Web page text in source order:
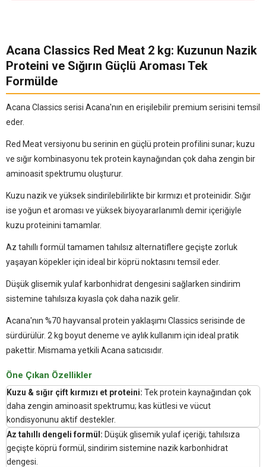
Acana Classics Red Meat 2 kg: Kuzunun Nazik
Proteini ve Sığırın Güçlü Aroması Tek
Formülde
Acana Classics serisi Acana'nın en erişilebilir premium serisini temsil
eder.
Red Meat versiyonu bu serinin en güçlü protein profilini sunar; kuzu
ve sığır kombinasyonu tek protein kaynağından çok daha zengin bir
aminoasit spektrumu oluşturur.
Kuzu nazik ve yüksek sindirilebilirlikte bir kırmızı et proteinidir. Sığır
ise yoğun et aroması ve yüksek biyoyararlanımlı demir içeriğiyle
kuzu proteinini tamamlar.
Az tahıllı formül tamamen tahılsız alternatiflere geçişte zorluk
yaşayan köpekler için ideal bir köprü noktasını temsil eder.
Düşük glisemik yulaf karbonhidrat dengesini sağlarken sindirim
sistemine tahılsıza kıyasla çok daha nazik gelir.
Acana'nın %70 hayvansal protein yaklaşımı Classics serisinde de
sürdürülür. 2 kg boyut deneme ve aylık kullanım için ideal pratik
pakettir. Mismama yetkili Acana satıcısıdır.
Öne Çıkan Özellikler
Kuzu & sığır çift kırmızı et proteini: Tek protein kaynağından çok
daha zengin aminoasit spektrumu; kas kütlesi ve vücut
kondisyonunu aktif destekler.
Az tahıllı dengeli formül: Düşük glisemik yulaf içeriği; tahılsıza
geçişte köprü formül, sindirim sistemine nazik karbonhidrat
dengesi.